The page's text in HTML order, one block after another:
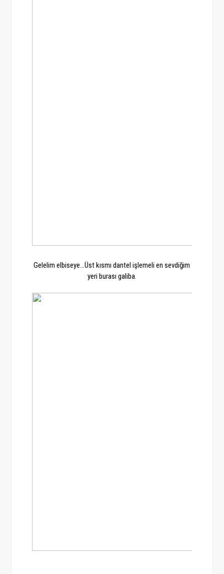
Gelelim elbiseye...Üst kısmı dantel işlemeli en sevdiğim
yeri burası galiba.